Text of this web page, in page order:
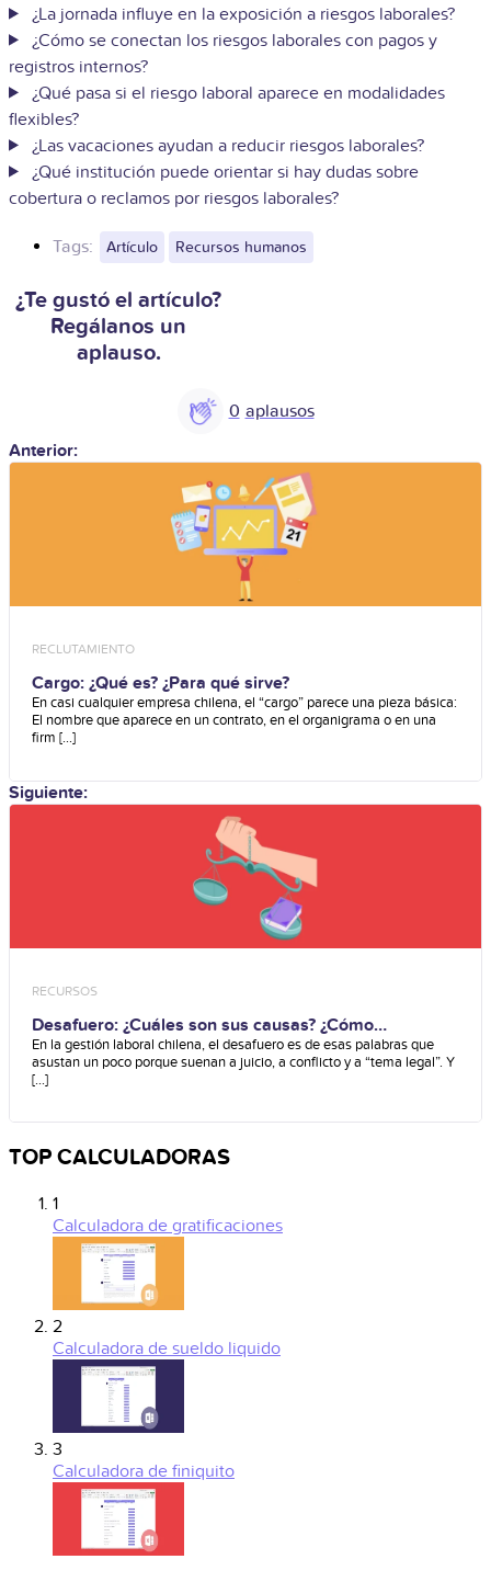
¿La jornada influye en la exposición a riesgos laborales?
¿Cómo se conectan los riesgos laborales con pagos y
registros internos?
¿Qué pasa si el riesgo laboral aparece en modalidades
flexibles?
¿Las vacaciones ayudan a reducir riesgos laborales?
¿Qué institución puede orientar si hay dudas sobre
cobertura o reclamos por riesgos laborales?
Tags: Artículo Recursos humanos
¿Te gustó el artículo?
Regálanos un
aplauso.
0
Anterior:
RECLUTAMIENTO
Cargo: ¿Qué es? ¿Para qué sirve?
En casi cualquier empresa chilena, el “cargo” parece una pieza básica:
El nombre que aparece en un contrato, en el organigrama o en una
firm [...]
Siguiente:
RECURSOS
Desafuero: ¿Cuáles son sus causas? ¿Cómo
gestionarlo?
En la gestión laboral chilena, el desafuero es de esas palabras que
asustan un poco porque suenan a juicio, a conflicto y a “tema legal”. Y
[...]
TOP CALCULADORAS
1
Calculadora de gratificaciones
2
Calculadora de sueldo liquido
3
Calculadora de finiquito